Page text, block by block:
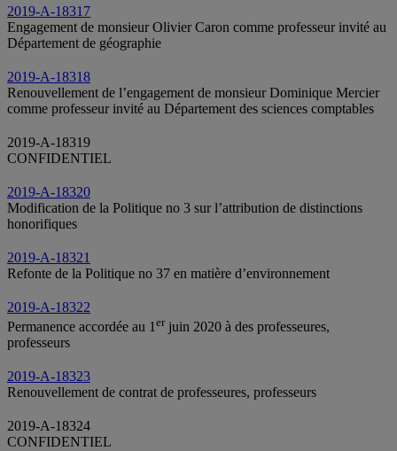
2019-A-18317
Engagement de monsieur Olivier Caron comme professeur invité au
Département de géographie
2019-A-18318
Renouvellement de l’engagement de monsieur Dominique Mercier
comme professeur invité au Département des sciences comptables
2019-A-18319
CONFIDENTIEL
2019-A-18320
Modification de la Politique no 3 sur l’attribution de distinctions
honorifiques
2019-A-18321
Refonte de la Politique no 37 en matière d’environnement
2019-A-18322
Permanence accordée au 1 erjuin 2020 à des professeures,
professeurs
2019-A-18323
Renouvellement de contrat de professeures, professeurs
2019-A-18324
CONFIDENTIEL